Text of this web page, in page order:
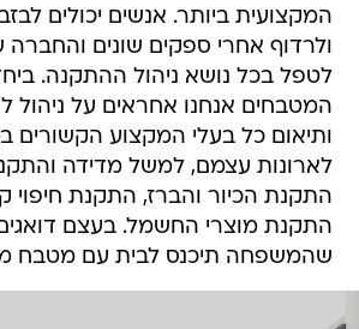
המקצועית ביותר. אנשים יכולים
ולרדוף אחרי ספקים שונים
לטפל בכל נושא ניהול ההתקנה.
המטבחים אנחנו אחראים על ניהול
ותיאום כל בעלי המקצוע
לארונות עצמם, למשל מדידה
התקנת הכיור והברז, התקנת חיפוי
התקנת מוצרי החשמל. בעצם
שהמשפחה תיכנס לבית עם מטבח